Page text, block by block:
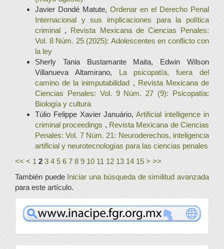
Javier Dondé Matute, Ordenar en el Derecho Penal
Internacional y sus implicaciones para la política
criminal , Revista Mexicana de Ciencias Penales:
Vol. 8 Núm. 25 (2025): Adolescentes en conflicto con
la ley
Sherly Tania Bustamante Maita, Edwin Wilson
Villanueva Altamirano, La psicopatía, fuera del
camino de la inimputabilidad , Revista Mexicana de
Ciencias Penales: Vol. 9 Núm. 27 (9): Psicopatía:
Biología y cultura
Túlio Felippe Xavier Januário,Artificial intelligence in
criminal proceedings , Revista Mexicana de Ciencias
Penales: Vol. 7 Núm. 21: Neuroderechos, inteligencia
artificial y neurotecnologías para las ciencias penales
<< < 1 2 3 4 5 6 7 8 9 10 11 12 13 14 15 > >>
También puede Iniciar una búsqueda de similitud avanzada
para este artículo.
www